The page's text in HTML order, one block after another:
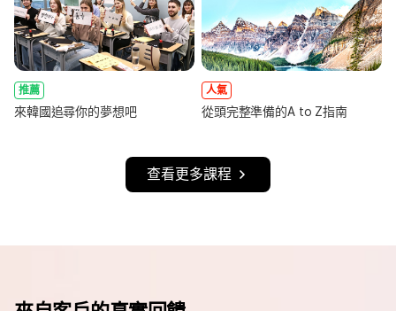
推薦
來韓國追尋你的夢想吧
人氣
從頭完整準備的A to Z指南
查看更多課程